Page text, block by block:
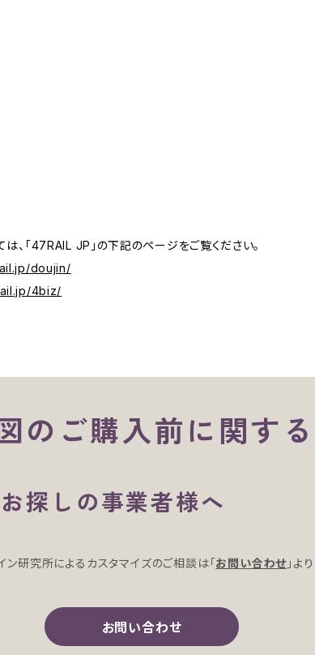
、「47RAIL JP」の下記のページをご覧ください。
doujin/
4biz/
のご購入前に関す
探しの事業者様へ
ン研究所によるカスタマイズのご相談は「お問い合わせ 」よ
お問い合わせ